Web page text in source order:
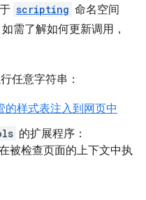
scripting 命名空间
需了解如何更新调用，
任意字符串：
的样式表注入到网页中
的扩展程序：
被检查页面的上下文中执